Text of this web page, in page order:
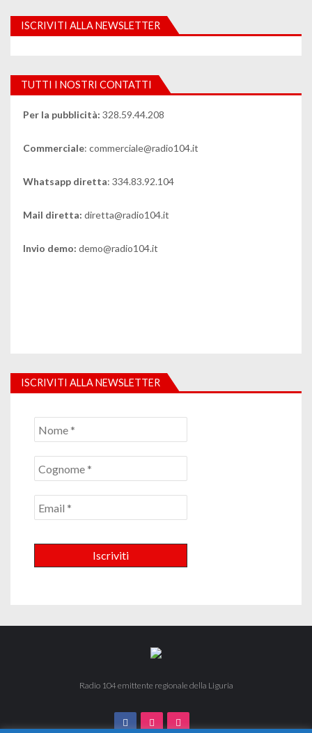
ISCRIVITI ALLA NEWSLETTER
TUTTI I NOSTRI CONTATTI
Per la pubblicità: 328.59.44.208
Commerciale: commerciale@radio104.it
Whatsapp diretta: 334.83.92.104
Mail diretta: diretta@radio104.it
Invio demo: demo@radio104.it
ISCRIVITI ALLA NEWSLETTER
Radio 104 emittente regionale della Liguria